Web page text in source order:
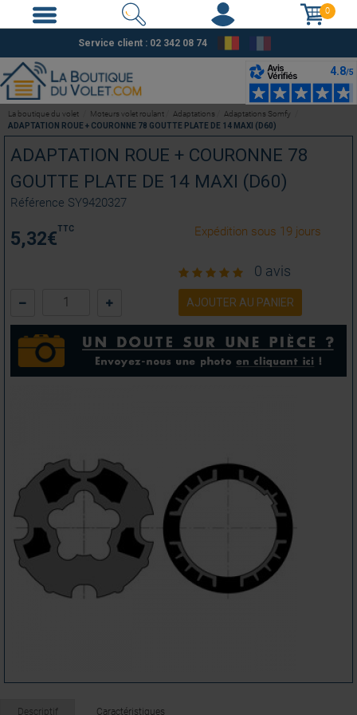
0
Service client : 02 342 08 74
ADAPTATION ROUE + COURONNE 78
GOUTTE PLATE DE 14 MAXI (D60)
Référence SY9420327
5,32€TTC Expédition sous 19 jours
0 avis
AJOUTER AU PANIER
Descriptif Caractéristiques
La boutique du volet Moteurs volet roulant Adaptations
Adaptations Somfy
ADAPTATION ROUE + COURONNE 78 GOUTTE PLATE DE 14 MAXI (D60)